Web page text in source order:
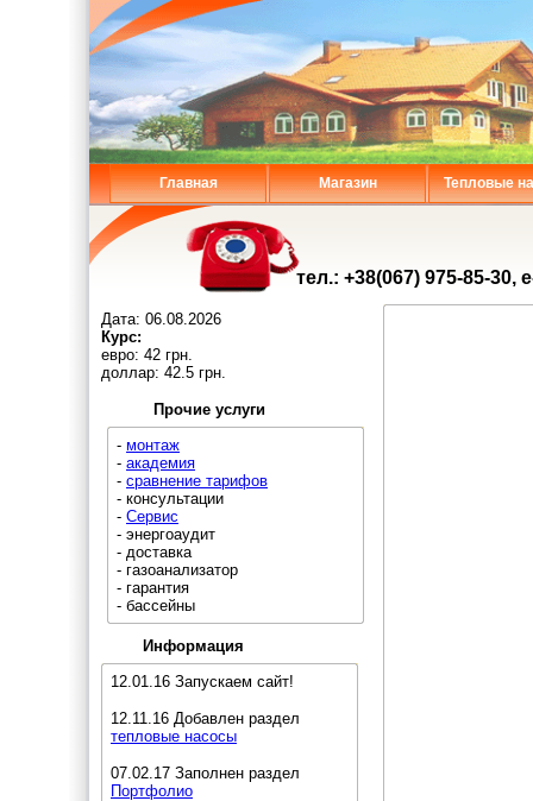
Главная Магазин Тепловые
тел.: +38(067) 975-85-30,
Дата: 06.08.2026
Курс:
евро: 42 грн.
доллар: 42.5 грн.
Прочие услуги
- монтаж
- академия
- сравнение тарифов
- консультации
- Сервис
- энергоаудит
- доставка
- газоанализатор
- гарантия
- бассейны
Информация
12.01.16 Запускаем сайт!
12.11.16 Добавлен раздел
тепловые насосы
07.02.17 Заполнен раздел
Портфолио